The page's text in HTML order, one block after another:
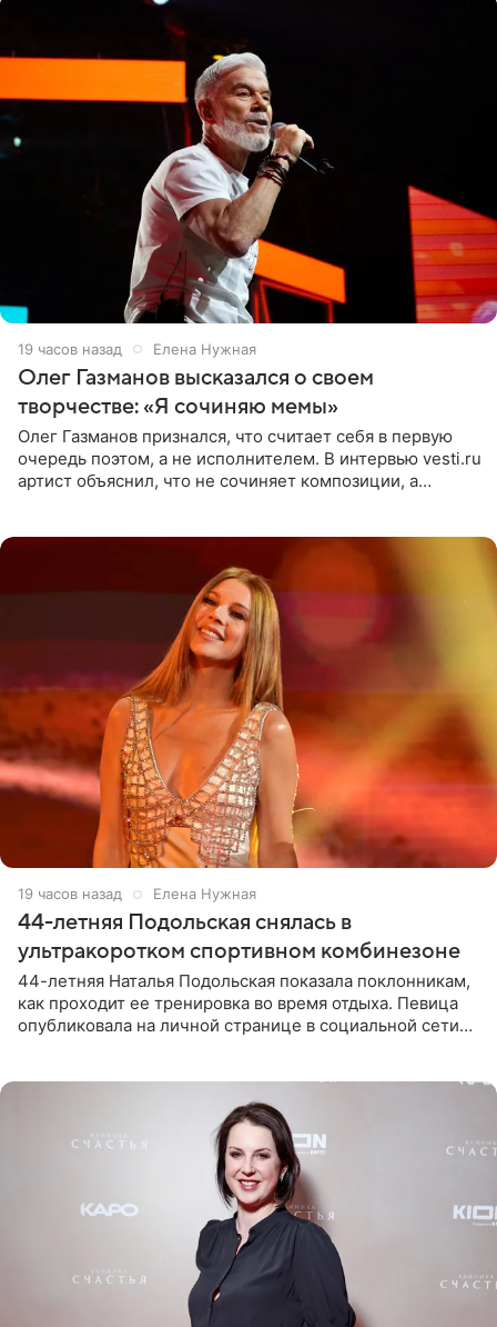
19 часов назад Елена Нужная
Олег Газманов высказался о своем
творчестве: «Я сочиняю мемы»
Олег Газманов признался, что считает себя в первую
очередь поэтом, а не исполнителем. В интервью vesti.ru
артист объяснил, что не сочиняет композиции, а
19 часов назад Елена Нужная
44-летняя Подольская снялась в
ультракоротком спортивном комбинезоне
44-летняя Наталья Подольская показала поклонникам,
как проходит ее тренировка во время отдыха. Певица
опубликовала на личной странице в социальной сети